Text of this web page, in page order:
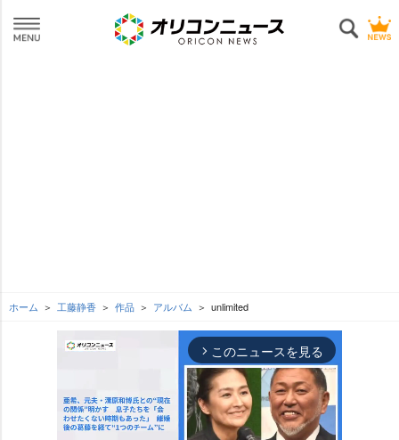
ホーム 工藤静香 作品 アルバム unlimited
arrow_forward_ios このニュースを見る